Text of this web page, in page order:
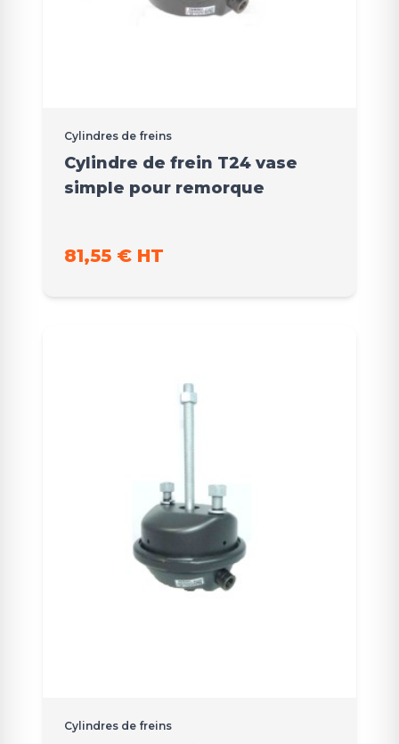
Cylindres de freins
Cylindre de frein T24 vase
simple pour remorque
81,55 € HT
Cylindres de freins